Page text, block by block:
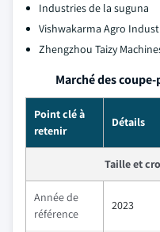
Industries de la suguna
Vishwakarma Agro
Zhengzhou Taizy
Marché des
Point clé à
retenir
Détails
Taille et
Année de
référence
2023